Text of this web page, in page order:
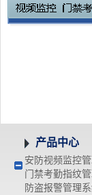
产品中心
安防视频监控
门禁考勤指纹
防盗报警管理